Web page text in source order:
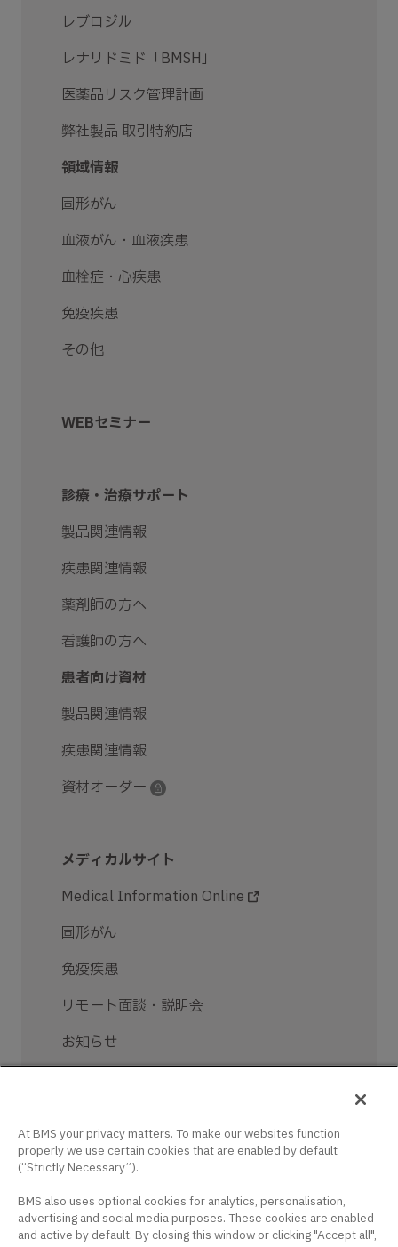
レブロジル
レナリドミド「BMSH」
医薬品リスク管理計画
弊社製品 取引特約店
領域情報
固形がん
血液がん・血液疾患
血栓症・心疾患
免疫疾患
その他
WEBセミナー
診療・治療サポート
製品関連情報
疾患関連情報
薬剤師の方へ
看護師の方へ
患者向け資材
製品関連情報
疾患関連情報
資材オーダー
メディカルサイト
Medical Information Online
固形がん
免疫疾患
リモート面談・説明会
お知らせ
At BMS your privacy matters. To make our websites function
properly we use certain cookies that are enabled by default
(“Strictly Necessary”).
BMS also uses optional cookies for analytics, personalisation,
advertising and social media purposes. These cookies are enabled
and active by default. By closing this window or clicking "Accept all",